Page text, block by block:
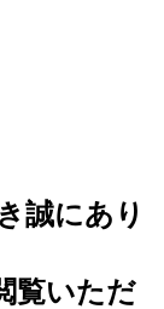
誠にあり
覧いただ